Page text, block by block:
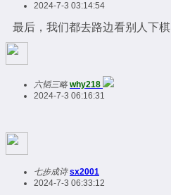
2024-7-3 03:14:54
最后，我们都去路边看别人下棋
六韬三略 why218
2024-7-3 06:16:31
七步成诗 sx2001
2024-7-3 06:33:12